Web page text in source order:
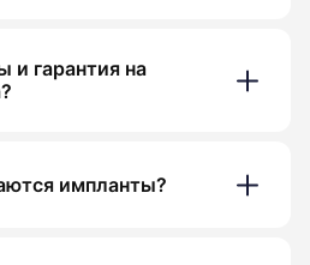
и гарантия на
импланты?